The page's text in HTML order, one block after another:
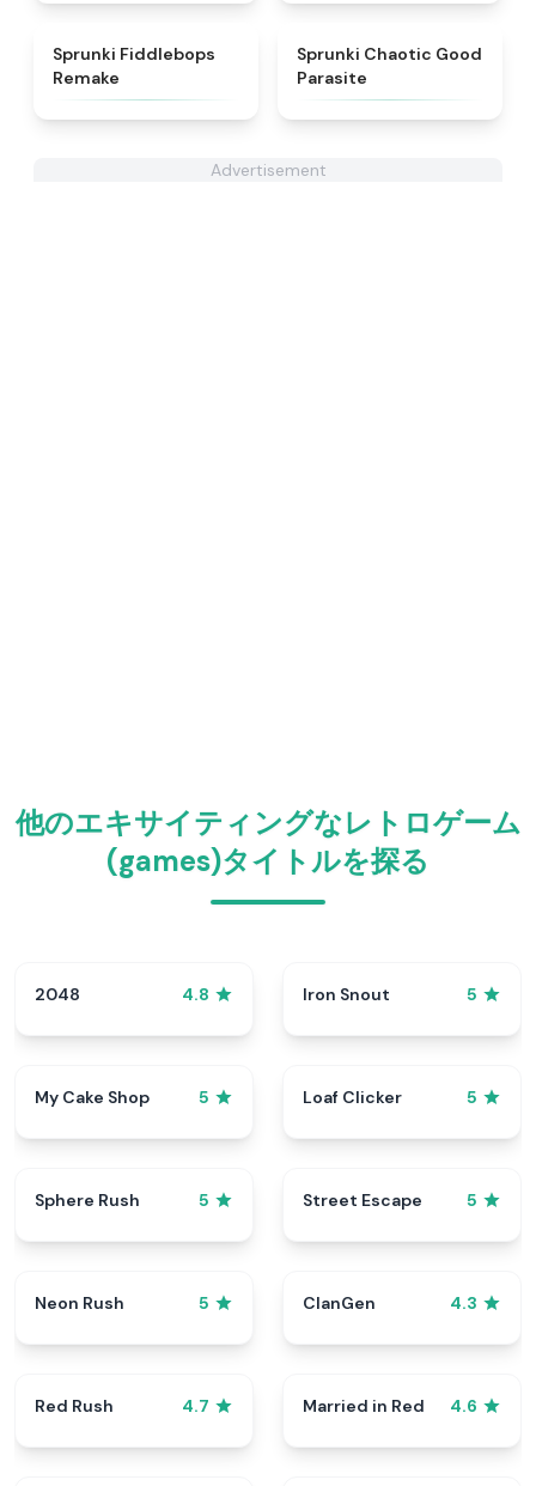
Sprunki Fiddlebops
Remake
★ 4.3
Sprunki Chaotic Good
Parasite
Advertisement
他のエキサイティングなレトロゲーム
(games)タイトルを探る
2048 4.8 Iron Snout 5
My Cake Shop 5 Loaf Clicker 5
Sphere Rush 5 Street Escape 5
Neon Rush 5 ClanGen 4.3
Red Rush 4.7 Married in Red 4.6